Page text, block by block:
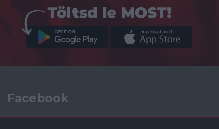
Facebook